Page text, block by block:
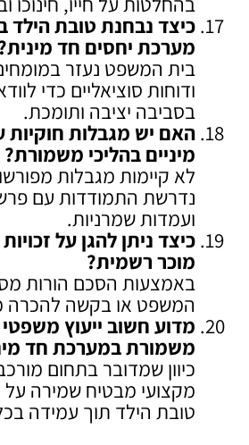
כיצד נבחנת טובת
מערכת יחסים חד מינית
בית המשפט נעזר
ודוחות סוציאליים כדי
בסביבה יציבה ותומכת.
האם יש מגבלות חוקיות
מיניים בהליכי משמורת?
לא קיימות מגבלות
נדרשת התמודדות עם
ועמדות שמרניות.
כיצד ניתן להגן על
מוכר רשמית?
באמצעות הסכם הורות
המשפט או בקשה להכרה
מדוע חשוב ייעוץ
משמורת במערכת חד
כיוון שמדובר בתחום
מקצועי מבטיח שמירה על
טובת הילד תוך עמידה